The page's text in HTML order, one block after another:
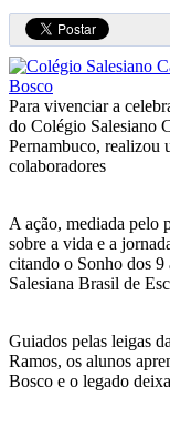
Para vivenciar a
do Colégio Salesiano
Pernambuco, realizou
colaboradores
A ação, mediada pelo
sobre a vida e a
citando o Sonho dos 9
Salesiana Brasil de
Guiados pelas leigas
Ramos, os alunos
Bosco e o legado